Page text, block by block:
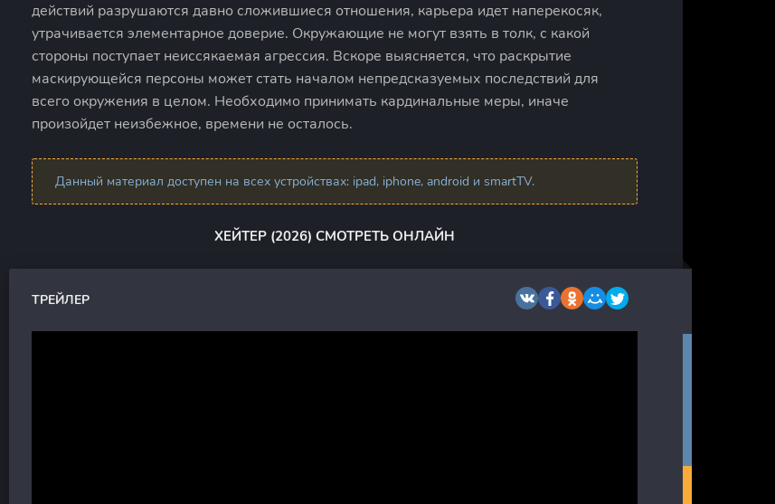
действий разрушаются давно сложившиеся отношения, карьера идет наперекосяк,
утрачивается элементарное доверие. Окружающие не могут взять в толк, с какой
стороны поступает неиссякаемая агрессия. Вскоре выясняется, что раскрытие
маскирующейся персоны может стать началом непредсказуемых последствий для
всего окружения в целом. Необходимо принимать кардинальные меры, иначе
произойдет неизбежное, времени не осталось.
Данный материал доступен на всех устройствах: ipad, iphone, android и smartTV.
ХЕЙТЕР (2026) СМОТРЕТЬ ОНЛАЙН
ТРЕЙЛЕР